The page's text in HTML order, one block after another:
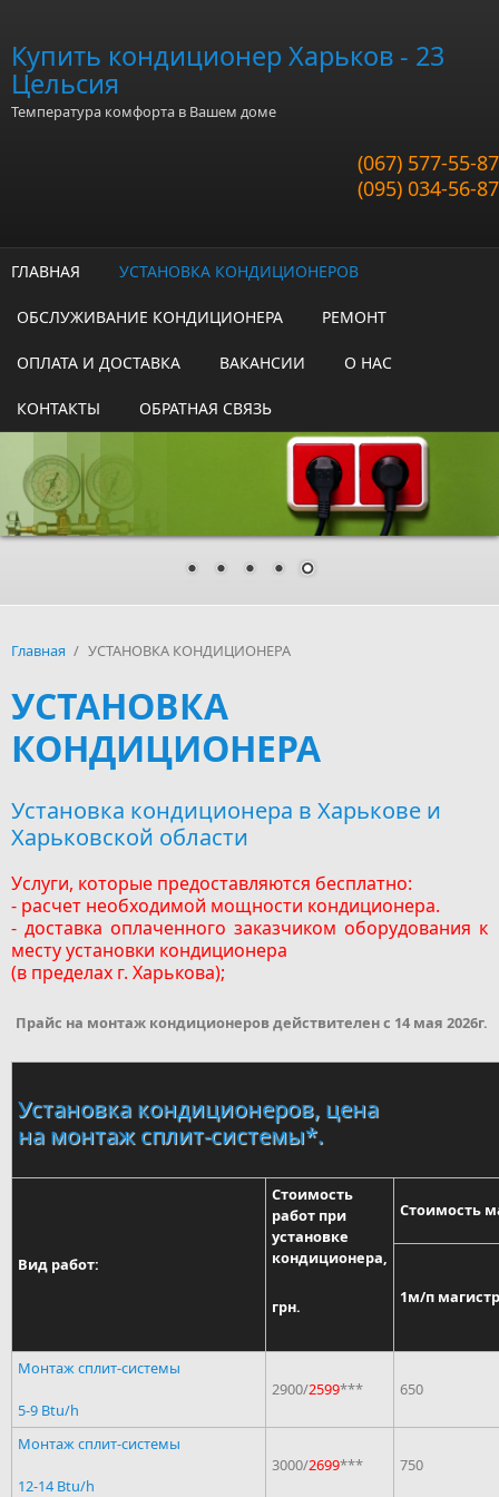
Купить кондиционер Харьков - 23
Цельсия
Температура комфорта в Вашем доме
(067) 577-55-87
(095) 034-56-87
ГЛАВНАЯ УСТАНОВКА КОНДИЦИОНЕРОВ
ОБСЛУЖИВАНИЕ КОНДИЦИОНЕРА РЕМОНТ
ОПЛАТА И ДОСТАВКА ВАКАНСИИ О НАС
КОНТАКТЫ ОБРАТНАЯ СВЯЗЬ
Главная / УСТАНОВКА КОНДИЦИОНЕРА
УСТАНОВКА
КОНДИЦИОНЕРА
Установка кондиционера в Харькове и
Харьковской области
Услуги, которые предоставляются бесплатно:
- расчет необходимой мощности кондиционера.
- доставка оплаченного заказчиком оборудования к
месту установки кондиционера
(в пределах г. Харькова);
Прайс на монтаж кондиционеров действителен с 14 мая 2026г.
Установка кондиционеров, цена
на монтаж сплит-системы*.
Вид работ:
Стоимость
работ при
установке
кондиционера,
грн.
Стоимость
1м/п
Монтаж сплит-системы
5-9 Btu/h
2900/2599*** 650
Монтаж сплит-системы
12-14 Btu/h
3000/2699*** 750